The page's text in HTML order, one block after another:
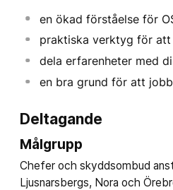
en ökad förståelse för
praktiska verktyg för att
dela erfarenheter med
en bra grund för att
Deltagande
Målgrupp
Chefer och skyddsombud
Ljusnarsbergs, Nora och